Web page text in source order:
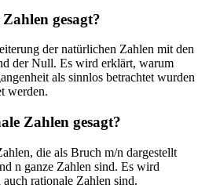
gesagt?
der natürlichen Zahlen mit den
der Null. Es wird erklärt, warum
als sinnlos betrachtet wurden
werden.
Zahlen gesagt?
die als Bruch m/n dargestellt
n ganze Zahlen sind. Es wird
rationale Zahlen sind.